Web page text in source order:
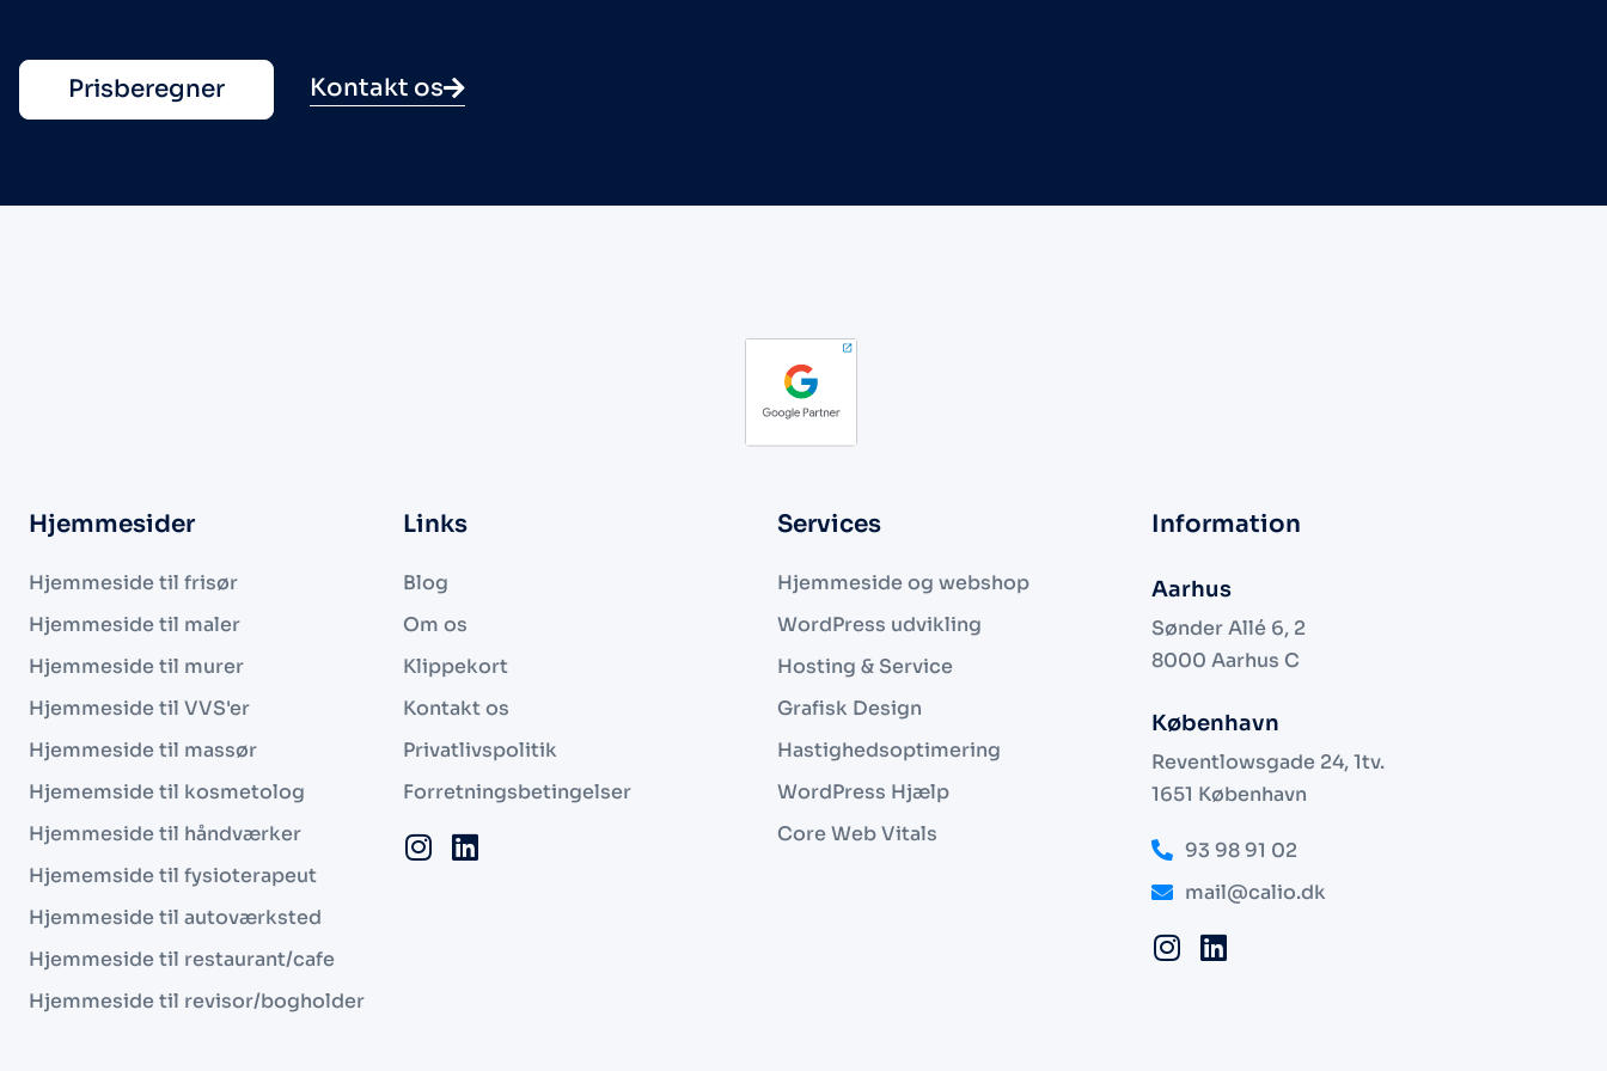
Prisberegner Kontakt os
Hjemmesider
Hjemmeside til frisør
Hjemmeside til maler
Hjemmeside til murer
Hjemmeside til VVS'er
Hjemmeside til massør
Hjememside til kosmetolog
Hjemmeside til håndværker
Hjememside til fysioterapeut
Hjemmeside til autoværksted
Hjemmeside til restaurant/cafe
Hjemmeside til revisor/bogholder
Links
Blog
Om os
Klippekort
Kontakt os
Privatlivspolitik
Forretningsbetingelser
Services
Hjemmeside og webshop
WordPress udvikling
Hosting & Service
Grafisk Design
Hastighedsoptimering
WordPress Hjælp
Core Web Vitals
Information
Aarhus
Sønder Allé 6, 2
8000 Aarhus C
København
Reventlowsgade 24, 1tv.
1651 København
93 98 91 02
mail@calio.dk